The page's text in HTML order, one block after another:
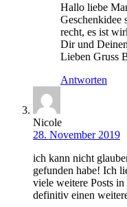
Hallo liebe
Geschenkidee
recht, es ist
Dir und
Lieben Gruss
Antworten
Nicole
28. November 2019
ich kann nicht
gefunden habe! Ich
viele weitere Posts
definitiv einen